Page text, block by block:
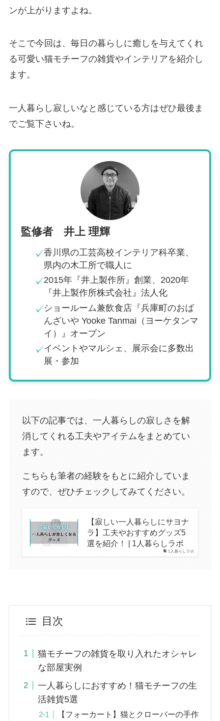
ンが上がりますよね。
そこで今回は、毎日の暮らしに癒しを与えてくれ
る可愛い猫モチーフの雑貨やインテリアを紹介し
ます。
一人暮らし寂しいなと感じている方はぜひ最後ま
でご覧下さいね。
監修者 井上 理輝
✓香川県の工芸高校インテリア科卒業、
県内の木工所で職人に
✓2015年『井上製作所』創業、2020年
『井上製作所株式会社』法人化
✓ショールーム兼飲食店『兵庫町のおば
んざいや Yooke Tanmai（ヨーケタンマ
イ）』オープン
✓イベントやマルシェ、展示会に多数出
展・参加
以下の記事では、一人暮らしの寂しさを解
消してくれる工夫やアイテムをまとめてい
ます。
こちらも筆者の経験をもとに紹介していま
すので、ぜひチェックしてみてください。
1人暮らしラボ
【寂しい一人暮らしにサヨナ
ラ】工夫やおすすめグッズ5
選を紹介！ | 1人暮らしラボ
目次
猫モチーフの雑貨を取り入れたオシャレ
な部屋実例
一人暮らしにおすすめ！猫モチーフの生
活雑貨5選
【フォーカート】猫とクローバーの手作